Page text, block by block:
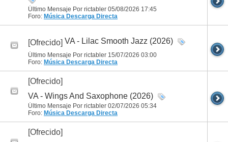
Último Mensaje Por rictabler 05/08/2026 17:45
Foro: Música Descarga Directa
[Ofrecido] VA - Lilac Smooth Jazz (2026)
Último Mensaje Por rictabler 15/07/2026 03:00
Foro: Música Descarga Directa
[Ofrecido]
VA - Wings And Saxophone (2026)
Último Mensaje Por rictabler 02/07/2026 05:34
Foro: Música Descarga Directa
[Ofrecido]